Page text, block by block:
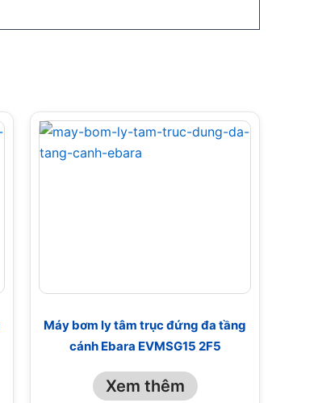
Máy bơm ly tâm trục đứng đa tầng
cánh Ebara EVMSG15 2F5
Xem thêm